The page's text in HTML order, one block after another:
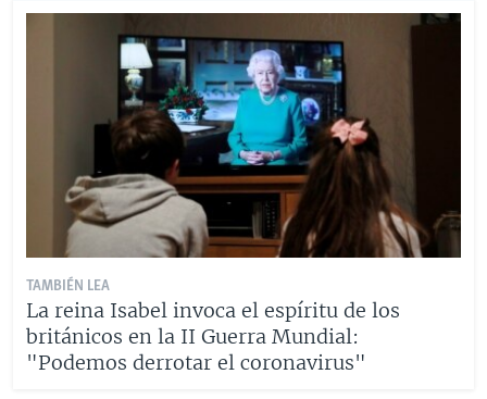
TAMBIÉN LEA
La reina Isabel invoca el espíritu de los
británicos en la II Guerra Mundial:
"Podemos derrotar el coronavirus"